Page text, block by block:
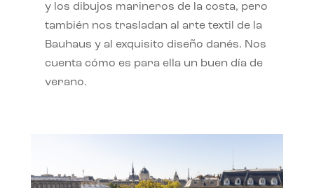
y los dibujos marineros de la costa, pero
también nos trasladan al arte textil de la
Bauhaus y al exquisito diseño danés. Nos
cuenta cómo es para ella un buen día de
verano.